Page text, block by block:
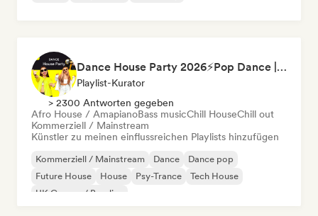
Dance House Party 2026⚡️Pop Dance | EDM | Pop EDM | Dance | Electro House | Tech House | Eurodance
Playlist-Kurator
> 2300 Antworten gegeben
Afro House / AmapianoBass musicChill HouseChill out
Kommerziell / Mainstream
Künstler zu meinen einflussreichen Playlists hinzufügen
Kommerziell / Mainstream Dance
Dance pop
Future House
House Psy-Trance
Tech House
UK Garage / Bassline